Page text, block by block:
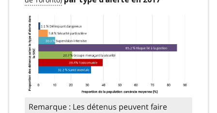
2
Remarque : Les détenus peuvent faire